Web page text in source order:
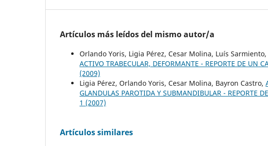
Artículos más leídos del mismo autor/a
Orlando Yoris, Ligia Pérez, Cesar Molina, Luís
ACTIVO TRABECULAR, DEFORMANTE - REPORTE DE UN
(2009)
Ligia Pérez, Orlando Yoris, Cesar Molina, Bayron Castro,
GLANDULAS PAROTIDA Y SUBMANDIBULAR - REPORTE
1 (2007)
Artículos similares